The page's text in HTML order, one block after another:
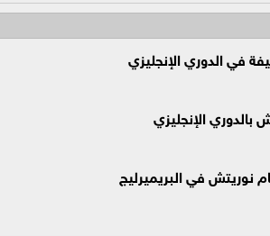
في الدوري الإنجليزي
الإنجليزي
نوريتش في البريميرليج